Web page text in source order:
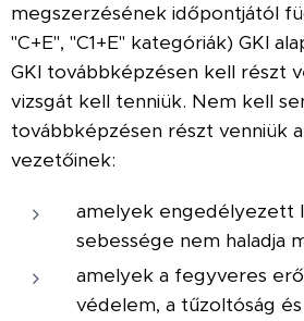
megszerzésének időpontjától
"C+E", "C1+E" kategóriák) GKI
GKI továbbképzésen kell részt
vizsgát kell tenniük. Nem kell
továbbképzésen részt venniük
vezetőinek:
amelyek engedélyezett
sebessége nem haladja
amelyek a fegyveres
védelem, a tűzoltóság